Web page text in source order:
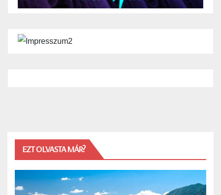
EZT OLVASTA MÁR?